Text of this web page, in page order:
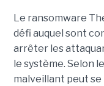
Le ransomware
défi auquel sont
arrêter les
le système. Selon
malveillant peut